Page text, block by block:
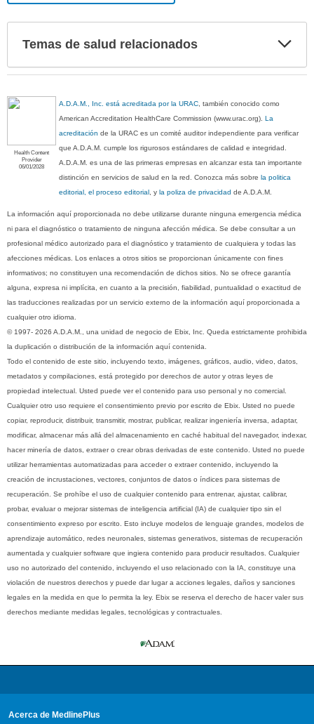
Temas de salud relacionados
Health Content
Provider
06/01/2028
A.D.A.M., Inc. está acreditada por la URAC , también conocido como
American Accreditation HealthCare Commission (www.urac.org).La
acreditación de la URAC es un comité auditor independiente para verificar
que A.D.A.M. cumple los rigurosos estándares de calidad e integridad.
A.D.A.M. es una de las primeras empresas en alcanzar esta tan importante
distinción en servicios de salud en la red. Conozca más sobrela politica
editorial, el proceso editorial , yla poliza de privacidad de A.D.A.M.
La información aquí proporcionada no debe utilizarse durante ninguna emergencia médica
ni para el diagnóstico o tratamiento de ninguna afección médica. Se debe consultar a un
profesional médico autorizado para el diagnóstico y tratamiento de cualquiera y todas las
afecciones médicas. Los enlaces a otros sitios se proporcionan únicamente con fines
informativos; no constituyen una recomendación de dichos sitios. No se ofrece garantía
alguna, expresa ni implícita, en cuanto a la precisión, fiabilidad, puntualidad o exactitud de
las traducciones realizadas por un servicio externo de la información aquí proporcionada a
cualquier otro idioma.
© 1997- 2026 A.D.A.M., una unidad de negocio de Ebix, Inc. Queda estrictamente prohibida
la duplicación o distribución de la información aquí contenida.
Todo el contenido de este sitio, incluyendo texto, imágenes, gráficos, audio, video, datos,
metadatos y compilaciones, está protegido por derechos de autor y otras leyes de
propiedad intelectual. Usted puede ver el contenido para uso personal y no comercial.
Cualquier otro uso requiere el consentimiento previo por escrito de Ebix. Usted no puede
copiar, reproducir, distribuir, transmitir, mostrar, publicar, realizar ingeniería inversa, adaptar,
modificar, almacenar más allá del almacenamiento en caché habitual del navegador, indexar,
hacer minería de datos, extraer o crear obras derivadas de este contenido. Usted no puede
utilizar herramientas automatizadas para acceder o extraer contenido, incluyendo la
creación de incrustaciones, vectores, conjuntos de datos o índices para sistemas de
recuperación. Se prohíbe el uso de cualquier contenido para entrenar, ajustar, calibrar,
probar, evaluar o mejorar sistemas de inteligencia artificial (IA) de cualquier tipo sin el
consentimiento expreso por escrito. Esto incluye modelos de lenguaje grandes, modelos de
aprendizaje automático, redes neuronales, sistemas generativos, sistemas de recuperación
aumentada y cualquier software que ingiera contenido para producir resultados. Cualquier
uso no autorizado del contenido, incluyendo el uso relacionado con la IA, constituye una
violación de nuestros derechos y puede dar lugar a acciones legales, daños y sanciones
legales en la medida en que lo permita la ley. Ebix se reserva el derecho de hacer valer sus
derechos mediante medidas legales, tecnológicas y contractuales.
Acerca de MedlinePlus